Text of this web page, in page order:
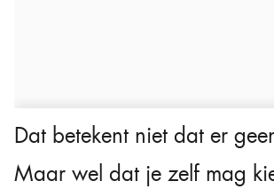
Dat betekent niet dat er
Maar wel dat je zelf mag